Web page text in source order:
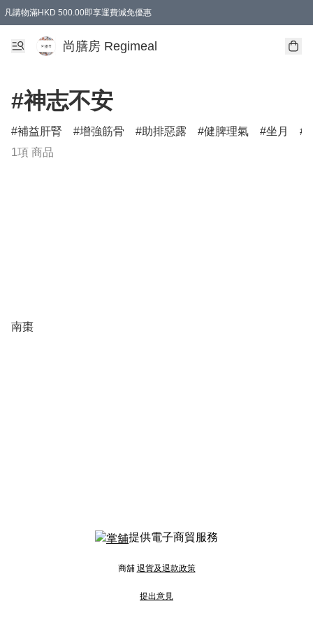
凡購物滿HKD 500.00即享運費減免優惠
尚膳房 Regimeal
#神志不安
補益肝腎 增強筋骨 助排惡露 健脾理氣 坐月
1項 商品
南棗
提供電子商貿服務
商舖 退貨及退款政策
提出意見